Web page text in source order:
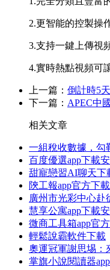
2.更智能的控製操
3.支持一鍵上傳視
4.實時熱點視頻可
上一篇： 倒計時5
下一篇： APEC中
相关文章
一組稅收數據，勾
百度優選app下載
甜寵戀習AI聊天下
陝工報app官方下載
廣州市光彩中心赴
慧享公寓app下載
微商工具箱app官
輕鬆說霸軟件下載
奧運冠軍謝思埸：
掌旗小說閱讀器